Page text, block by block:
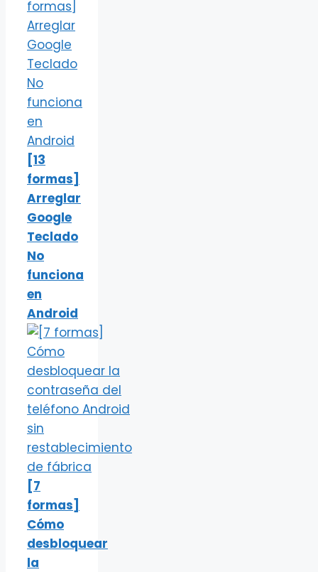
[13
formas]
Arreglar
Google
Teclado
No
funciona
en
Android
[7
formas]
Cómo
desbloquear
la